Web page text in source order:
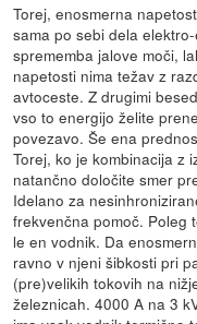
Torej, enosmerna
sama po sebi dela
sprememba jalove moči,
napetosti nima težav z
avtoceste. Z drugimi
vso to energijo želite
povezavo. Še ena
Torej, ko je kombinacija z
natančno določite smer
Idelano za
frekvenčna pomoč. Poleg
le en vodnik. Da
ravno v njeni šibkosti pri
(pre)velikih tokovih na
železnicah. 4000 A na 3